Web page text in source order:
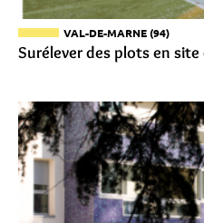
VAL-DE-MARNE (94)
Surélever des plots en site